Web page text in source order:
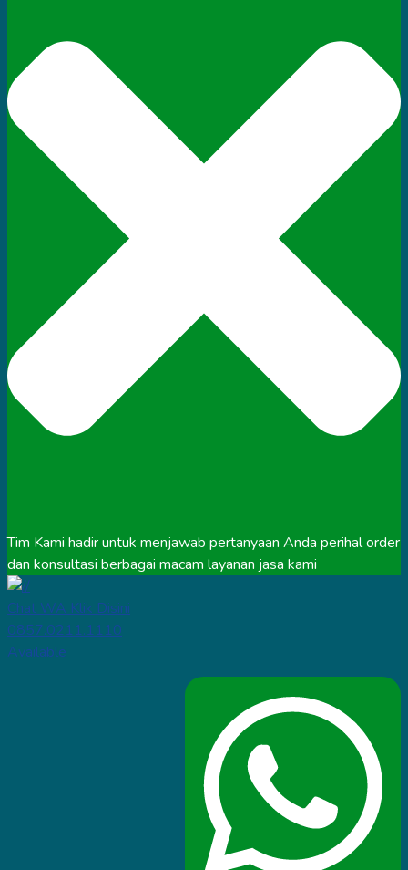
Tim Kami hadir untuk menjawab pertanyaan Anda perihal order
dan konsultasi berbagai macam layanan jasa kami
Chat WA Klik Disini
0857.0211.1110
Available